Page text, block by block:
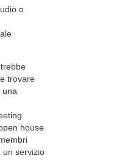
o
trovare
una
house
un servizio